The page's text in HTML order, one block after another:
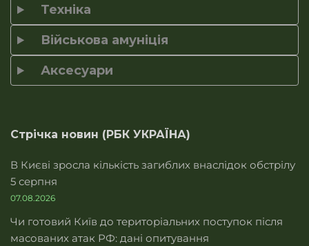
Техніка
Військова амуніція
Аксесуари
Стрічка новин (РБК УКРАЇНА)
В Києві зросла кількість загиблих внаслідок обстрілу
5 серпня
07.08.2026
Чи готовий Київ до територіальних поступок після
масованих атак РФ: дані опитування